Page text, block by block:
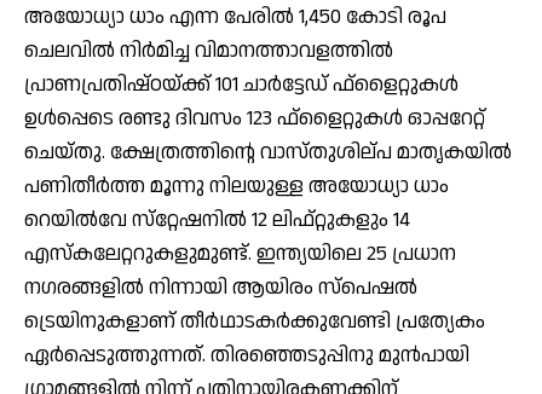
അയോധ്യാ ധാം എന്ന പേരില്‍ 1,450 കോടി രൂപ
ചെലവില്‍ നിര്‍മിച്ച വിമാനത്താവളത്തില്‍
പ്രാണപ്രതിഷ്ഠയ്ക്ക് 101 ചാര്‍ട്ടേഡ് ഫ്‌ളൈറ്റുകള്‍
ഉള്‍പ്പെടെ രണ്ടു ദിവസം 123 ഫ്‌ളൈറ്റുകള്‍ ഓപ്പറേറ്റ്
ചെയ്തു. ക്ഷേത്രത്തിന്റെ വാസ്തുശില്പ മാതൃകയില്‍
പണിതീര്‍ത്ത മൂന്നു നിലയുള്ള അയോധ്യാ ധാം
റെയില്‍വേ സ്‌റ്റേഷനില്‍ 12 ലിഫ്റ്റുകളും 14
എസ്‌കലേറ്ററുകളുമുണ്ട്. ഇന്ത്യയിലെ 25 പ്രധാന
നഗരങ്ങളില്‍ നിന്നായി ആയിരം സ്‌പെഷല്‍
ട്രെയിനുകളാണ് തീര്‍ഥാടകര്‍ക്കുവേണ്ടി പ്രത്യേകം
ഏര്‍പ്പെടുത്തുന്നത്. തിരഞ്ഞെടുപ്പിനു മുന്‍പായി